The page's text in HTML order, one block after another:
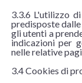
3.3.6 L'utilizzo
predisposte
gli utenti a
indicazioni per
nelle relative
3.4 Cookies di